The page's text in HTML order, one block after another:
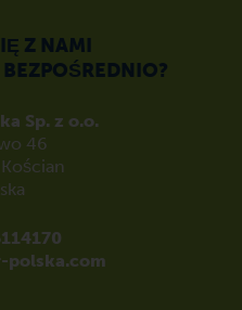
Z NAMI
Sp. z o.o.
46
polska.com